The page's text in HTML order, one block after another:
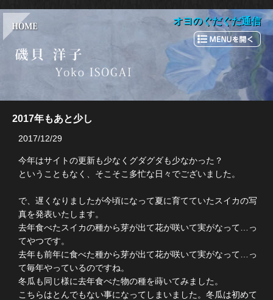
2017年もあと少し
2017/12/29
今年はサイトの更新も少なくグダグダも少なかった？
ということもなく、そこそこ多忙な日々でございました。
で、遅くなりましたが今頃になって夏に育てていたスイカの写
真を発表いたします。
去年食べたスイカの種から芽が出て花が咲いて実がなって…っ
てやつです。
去年も前年に食べた種から芽が出て花が咲いて実がなって…っ
て毎年やっているのですね。
冬瓜も同じ様に去年食べた物の種を蒔いてみました。
こちらはとんでもない事になってしまいました。冬瓜は初めて
オヨのぐだぐだ通信